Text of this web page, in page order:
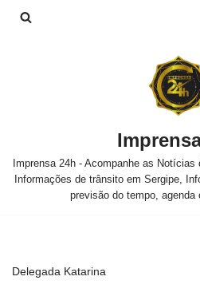
Imprensa 24h - Acompanhe as
Informações de trânsito em Sergipe,
previsão do tempo, agenda
Delegada Katarina